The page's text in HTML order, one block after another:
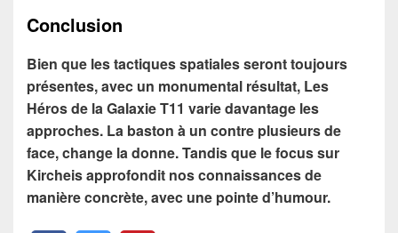
Conclusion
Bien que les tactiques spatiales seront toujours
présentes, avec un monumental résultat, Les
Héros de la Galaxie T11 varie davantage les
approches. La baston à un contre plusieurs de
face, change la donne. Tandis que le focus sur
Kircheis approfondit nos connaissances de
manière concrète, avec une pointe d’humour.